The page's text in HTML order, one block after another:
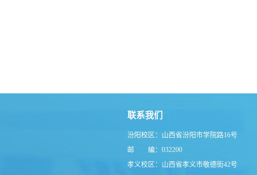
联系我们
汾阳校区：山西省汾阳市学院路16号
邮 编：032200
孝义校区：山西省孝义市敬德街42号